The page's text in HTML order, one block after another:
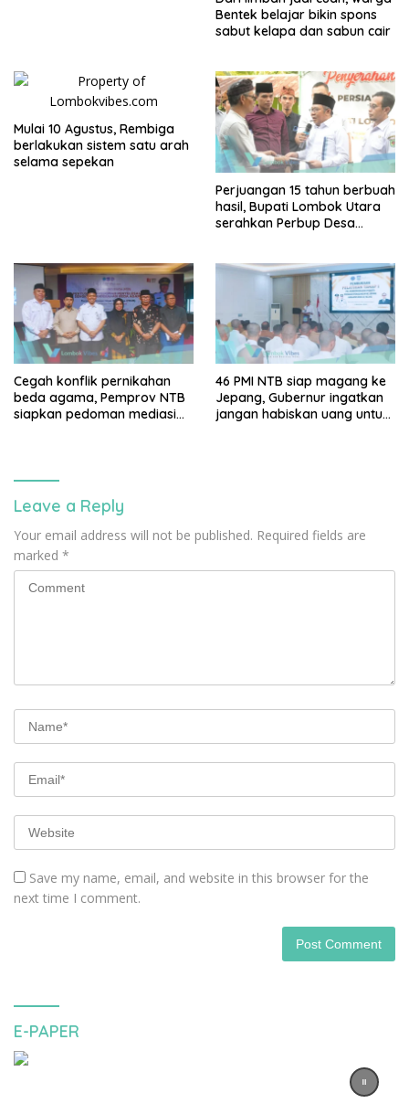
Bentek belajar bikin spons
sabut kelapa dan sabun cair
Mulai 10 Agustus, Rembiga
berlakukan sistem satu arah
selama sepekan
Perjuangan 15 tahun berbuah
hasil, Bupati Lombok Utara
serahkan Perbup Desa
Cegah konflik pernikahan
beda agama, Pemprov NTB
siapkan pedoman mediasi
46 PMI NTB siap magang ke
Jepang, Gubernur ingatkan
jangan habiskan uang untuk
Leave a Reply
Your email address will not be published. Required fields are
marked *
Save my name, email, and website in this browser for the
next time I comment.
E-PAPER